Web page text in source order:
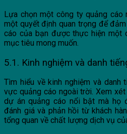
Lựa chọn một công ty quảng cáo
một quyết định quan trọng để
cáo của bạn được thực hiện một
mục tiêu mong muốn.
5.1. Kinh nghiệm và danh
Tìm hiểu về kinh nghiệm và danh
vực quảng cáo ngoài trời. Xem
dự án quảng cáo nổi bật mà họ
đánh giá và phản hồi từ khách
tổng quan về chất lượng dịch vụ